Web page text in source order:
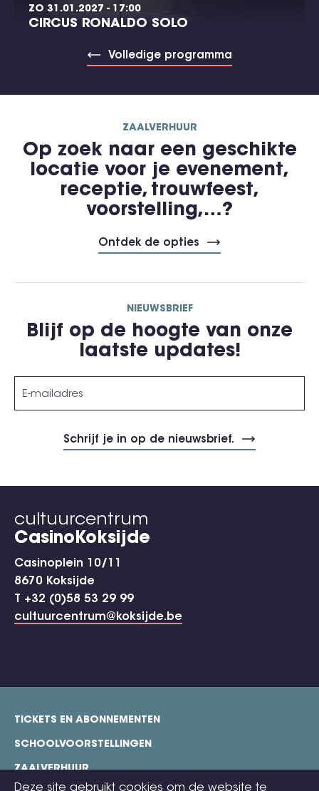
ZO 31.01.2027 - 17:00
CIRCUS RONALDO SOLO
Volledige programma
ZAALVERHUUR
Op zoek naar een geschikte
locatie voor je evenement,
receptie, trouwfeest,
voorstelling,…?
Ontdek de opties
NIEUWSBRIEF
Blijf op de hoogte van onze
laatste updates!
cultuurcentrum
CasinoKoksijde
Casinoplein 10/11
8670 Koksijde
T +32 (0)58 53 29 99
cultuurcentrum@koksijde.be
Deze site gebruikt cookies om de website te
footer
TICKETS EN ABONNEMENTEN
SCHOOLVOORSTELLINGEN
ZAALVERHUUR